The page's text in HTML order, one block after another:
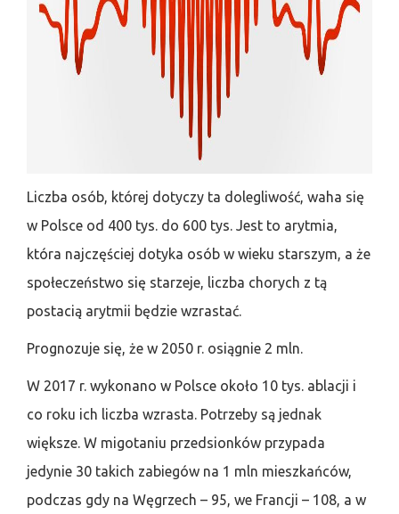
Liczba osób, której dotyczy ta dolegliwość, waha się
w Polsce od 400 tys. do 600 tys. Jest to arytmia,
która najczęściej dotyka osób w wieku starszym, a że
społeczeństwo się starzeje, liczba chorych z tą
postacią arytmii będzie wzrastać.
Prognozuje się, że w 2050 r. osiągnie 2 mln.
W 2017 r. wykonano w Polsce około 10 tys. ablacji i
co roku ich liczba wzrasta. Potrzeby są jednak
większe. W migotaniu przedsionków przypada
jedynie 30 takich zabiegów na 1 mln mieszkańców,
podczas gdy na Węgrzech – 95, we Francji – 108, a w